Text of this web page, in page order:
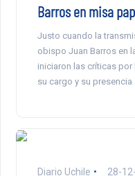
Barros en misa
Justo cuando la
obispo Juan Barros en
iniciaron las críticas por
su cargo y su presencia
Diario Uchile 28-